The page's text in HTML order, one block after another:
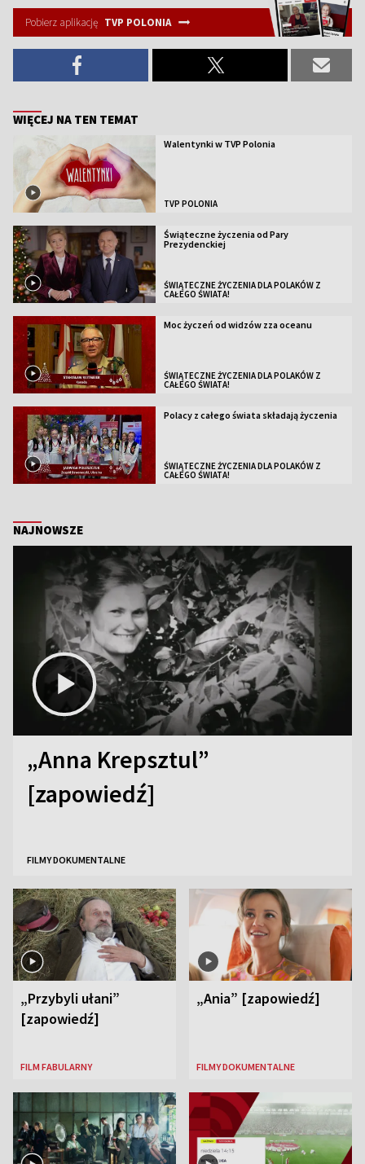
Pobierz aplikację TVP POLONIA
WIĘCEJ NA TEN TEMAT
Walentynki w TVP Polonia
TVP POLONIA
Świąteczne życzenia od Pary
Prezydenckiej
ŚWIĄTECZNE ŻYCZENIA DLA POLAKÓW Z
CAŁEGO ŚWIATA!
Moc życzeń od widzów zza oceanu
ŚWIĄTECZNE ŻYCZENIA DLA POLAKÓW Z
CAŁEGO ŚWIATA!
Polacy z całego świata składają życzenia
ŚWIĄTECZNE ŻYCZENIA DLA POLAKÓW Z
CAŁEGO ŚWIATA!
NAJNOWSZE
„Anna Krepsztul”
[zapowiedź]
FILMY DOKUMENTALNE
„Przybyli ułani”
[zapowiedź]
FILM FABULARNY
„Ania” [zapowiedź]
FILMY DOKUMENTALNE